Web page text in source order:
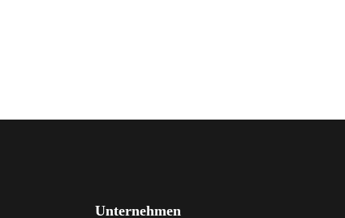
Unternehmen